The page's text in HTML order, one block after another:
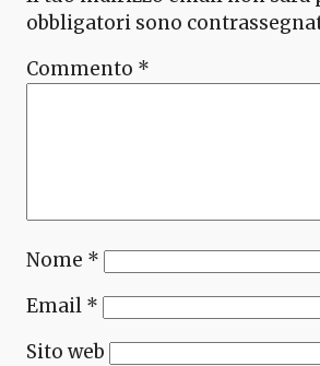
obbligatori sono
Commento *
Nome *
Email *
Sito web